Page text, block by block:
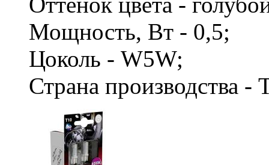
Мощность, Вт - 0,5;
Цоколь - W5W;
Страна производства -